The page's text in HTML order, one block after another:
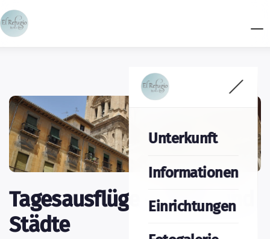
Unterkunft
Informationen
Einrichtungen
Tagesausflüge - Kultur und
Städte